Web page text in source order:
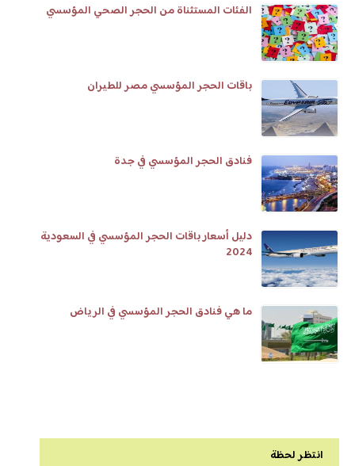
الفئات المستثناة من الحجر الصحي المؤسسي
باقات الحجر المؤسسي مصر للطيران
فنادق الحجر المؤسسي في جدة
دليل أسعار باقات الحجر المؤسسي في السعودية
2024
ما هي فنادق الحجر المؤسسي في الرياض
انتظر لحظة